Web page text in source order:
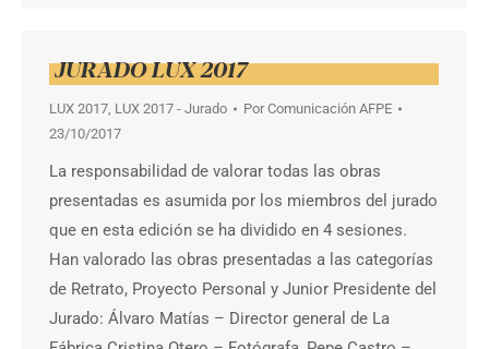
JURADO LUX 2017
LUX 2017, LUX 2017 - Jurado PorComunicación AFPE
23/10/2017
La responsabilidad de valorar todas las obras
presentadas es asumida por los miembros del jurado
que en esta edición se ha dividido en 4 sesiones.
Han valorado las obras presentadas a las categorías
de Retrato, Proyecto Personal y Junior Presidente del
Jurado: Álvaro Matías – Director general de La